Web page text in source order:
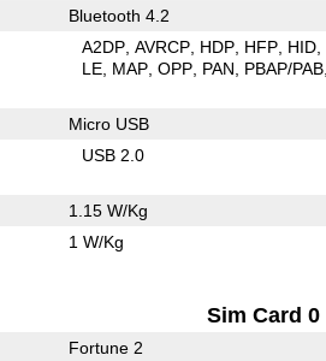
Bluetooth 4.2
A2DP AVRCP HDP HFP HID
LE MAP OPP PAN PBAP/PAB
Micro USB
USB 2.0
1.15 W/Kg
1 W/Kg
Sim Card 0
Fortune 2